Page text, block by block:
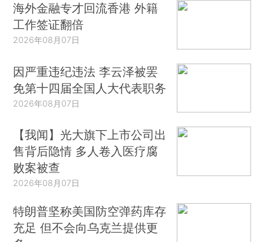
海外金融专才回流香港 外籍
工作签证翻倍
2026年08月07日
因严重违纪违法 李云泽被罢
免第十四届全国人大代表职务
2026年08月07日
【我闻】光大旗下上市公司出
售背后隐情 多人卷入医疗腐
败案被查
2026年08月07日
特朗普坚称美国防空弹药库存
充足 但不会向乌克兰提供更